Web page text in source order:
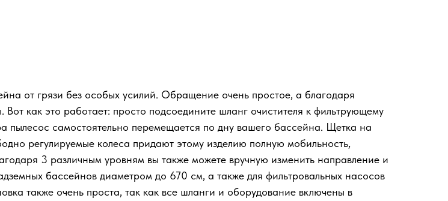
от грязи без особых усилий. Обращение очень простое, а благодаря
как это работает: просто подсоедините шланг очистителя к фильтрующему
пылесос самостоятельно перемещается по дну вашего бассейна. Щетка на
регулируемые колеса придают этому изделию полную мобильность,
3 различным уровням вы также можете вручную изменить направление и
бассейнов диаметром до 670 см, а также для фильтровальных насосов
также очень проста, так как все шланги и оборудование включены в